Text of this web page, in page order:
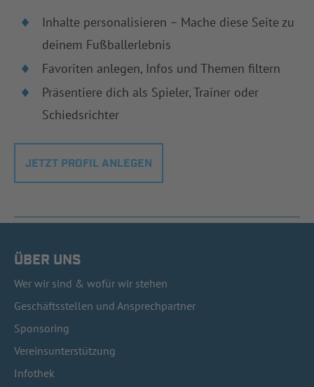
Inhalte personalisieren – Mache diese Seite zu
deinem Fußballerlebnis
Favoriten anlegen, Infos und Themen filtern
Präsentiere dich als Spieler, Trainer oder
Schiedsrichter
JETZT PROFIL ANLEGEN
ÜBER UNS
Wer wir sind & wofür wir stehen
Geschäftsstellen und Ansprechpartner
Sponsoring
Vereinsunterstützung
Infothek